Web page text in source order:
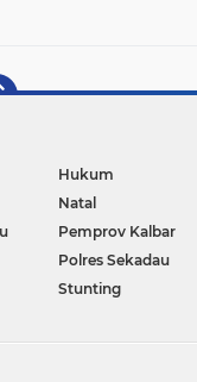
Hukum
Natal
Pemprov Kalbar
Polres Sekadau
Stunting